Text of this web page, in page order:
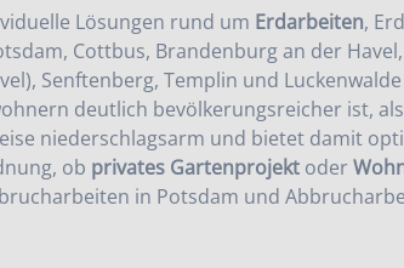
Lösungen rund um Erdarbeiten,
Cottbus, Brandenburg an der
Senftenberg, Templin und
deutlich bevölkerungsreicher ist,
niederschlagsarm und bietet damit
ob privates Gartenprojekt oder
in Potsdam und